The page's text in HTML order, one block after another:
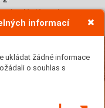
informací
ukládat žádné informace
o souhlas s
Na Homolce